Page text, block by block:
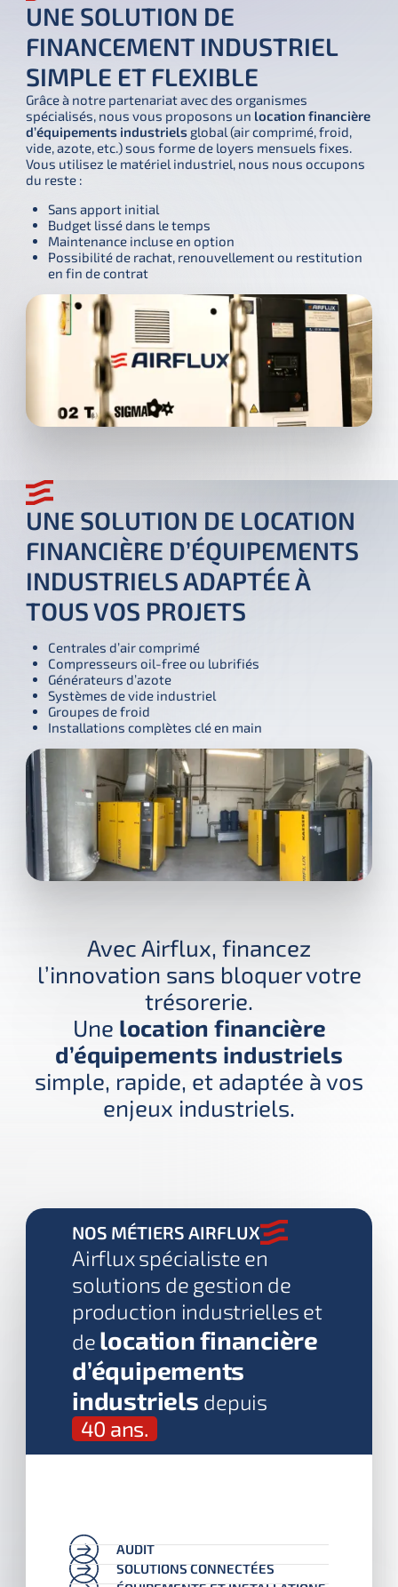
UNE SOLUTION DE
FINANCEMENT INDUSTRIEL
SIMPLE ET FLEXIBLE
Grâce à notre partenariat avec des organismes
spécialisés, nous vous proposons un location financière
d’équipements industriels global (air comprimé, froid,
vide, azote, etc.) sous forme de loyers mensuels fixes.
Vous utilisez le matériel industriel, nous nous occupons
du reste :
Sans apport initial
Budget lissé dans le temps
Maintenance incluse en option
Possibilité de rachat, renouvellement ou restitution
en fin de contrat
UNE SOLUTION DE LOCATION
FINANCIÈRE D’ÉQUIPEMENTS
INDUSTRIELS ADAPTÉE À
TOUS VOS PROJETS
Centrales d’air comprimé
Compresseurs oil-free ou lubrifiés
Générateurs d’azote
Systèmes de vide industriel
Groupes de froid
Installations complètes clé en main
Avec Airflux, financez
l’innovation sans bloquer votre
trésorerie.
Une location financière
d’équipements industriels
simple, rapide, et adaptée à vos
enjeux industriels.
NOS MÉTIERS AIRFLUX
Airflux spécialiste en
solutions de gestion de
production industrielles et
de location financière
d’équipements
industriels depuis
40 ans.
AUDIT
SOLUTIONS CONNECTÉES